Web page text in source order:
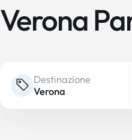
Verona
Destinazione
Verona